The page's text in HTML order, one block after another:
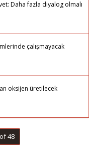
Daha fazla diyalog olmalı
çalışmayacak
oksijen üretilecek
48